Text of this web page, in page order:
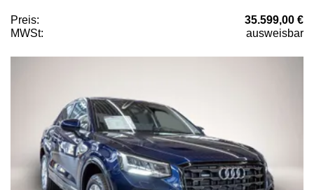
Preis:
35.599,00 €
MWSt:
ausweisbar